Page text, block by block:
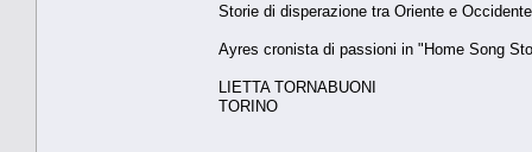
Storie di disperazione tra Oriente e
Ayres cronista di passioni in "Home Song
LIETTA TORNABUONI
TORINO